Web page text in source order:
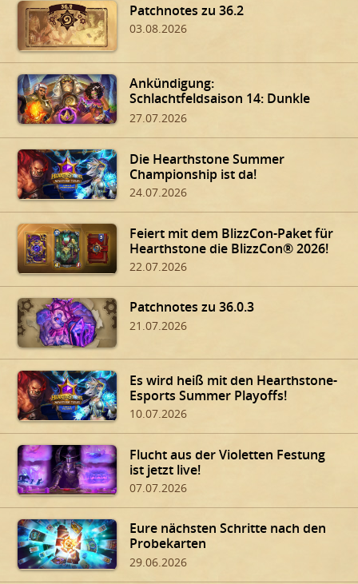
Patchnotes zu 36.2
03.08.2026
Ankündigung:
Schlachtfeldsaison 14: Dunkle
Gaben von Dalaran!
27.07.2026
Die Hearthstone Summer
Championship ist da!
24.07.2026
Feiert mit dem BlizzCon-Paket für
Hearthstone die BlizzCon® 2026!
22.07.2026
Patchnotes zu 36.0.3
21.07.2026
Es wird heiß mit den Hearthstone-
Esports Summer Playoffs!
10.07.2026
Flucht aus der Violetten Festung
ist jetzt live!
07.07.2026
Eure nächsten Schritte nach den
Probekarten
29.06.2026